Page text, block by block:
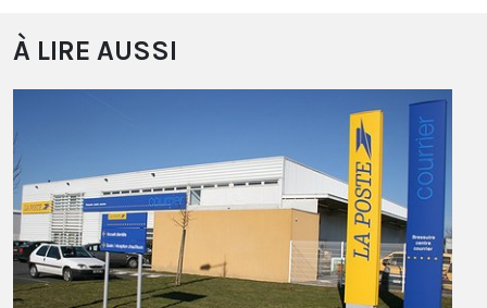
À LIRE AUSSI